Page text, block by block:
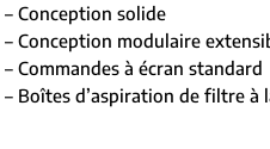
– Conception solide
– Conception modulaire
– Commandes à écran standard
– Boîtes d’aspiration de filtre à